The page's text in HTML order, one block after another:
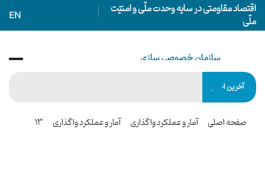
اقتصاد مقاومتی در سایه وحدت ملّی و امنیّت
ملّی
EN
سازمان خصوصی سازی
آخرین اخبار
صفحه اصلی آمار و عملکرد واگذاری آمار و عملکرد واگذاری 13